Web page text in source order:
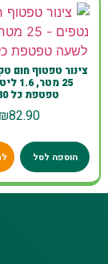
צינור טפטוף חום
25
טפטפת כל 30 ס"מ
₪82.90
הוספה לסל